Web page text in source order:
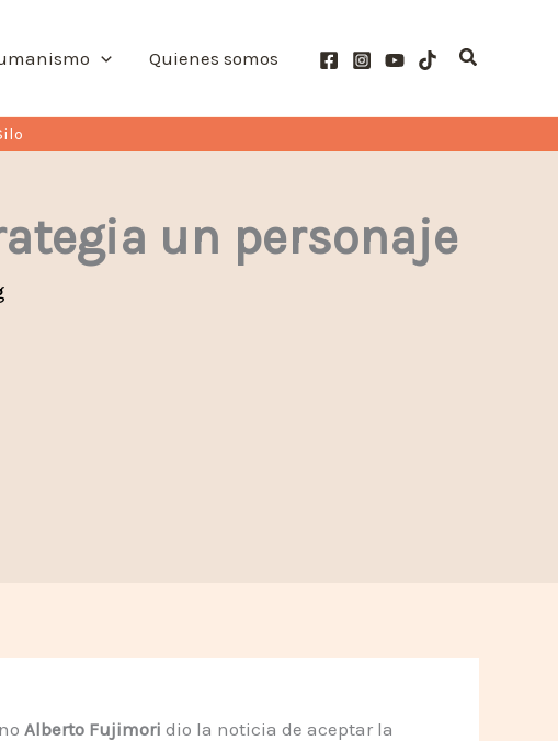
Quienes somos Buscar
un personaje
Alberto Fujimori dio la noticia de aceptar la